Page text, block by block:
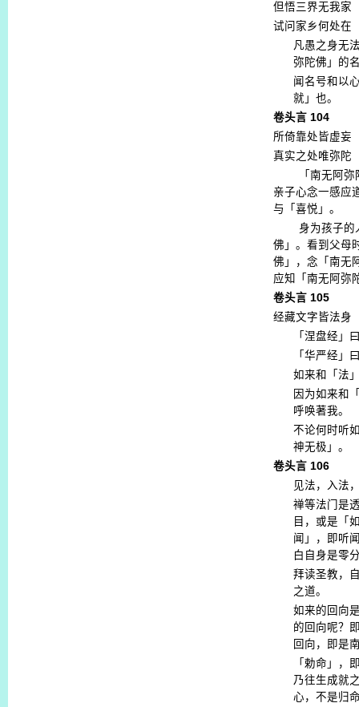
但悟三界无我家
试问家乡何处在
凡愚之身无
弥陀佛」的
闻名号和以
就」也。
卷头言 104
所倚靠处皆虚妄
真实之处唯弥陀
「南无阿
亲子心念一感应
与「喜悦」。
身为孩子的
佛」。看到父母
佛」，念「南无
应知「南无阿弥
卷头言 105
经藏文字皆法身
「涅盘经」
「华严经」
如来和「法
因为如来和
呼唤著我。
不论何时听
神无极」。
卷头言 106
见法，入法
禅等法门是
目，或是「
闻」，即听
白自身是零
拜读圣教，
之道。
如来的回向
的回向呢？
回向，即是
「勅命」，
乃往生成就
心，不是归